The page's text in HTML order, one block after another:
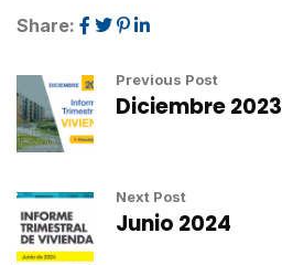
Share:
Previous Post
Diciembre 2023
Next Post
Junio 2024